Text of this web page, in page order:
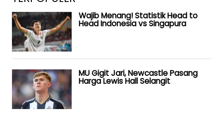
Wajib Menang! Statistik Head to
Head Indonesia vs Singapura
MU Gigit Jari, Newcastle Pasang
Harga Lewis Hall Selangit